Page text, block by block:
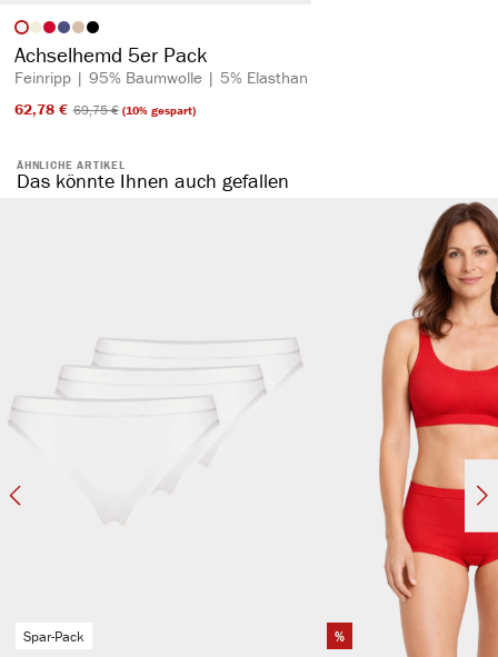
Artikelfarbe
Achselhemd 5er Pack
Feinripp | 95% Baumwolle | 5% Elasthan
62,78 €​ 69,75 €​(10% gespart)
ÄHNLICHE ARTIKEL
Das könnte Ihnen auch gefallen
Spar-Pack %